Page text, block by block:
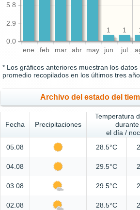
ene feb mar abr may jun jul
0.0
2.9
5.8
1
1
* Los gráficos anteriores muestran los datos
promedio recopilados en los últimos tres
Archivo del estado del
Fecha Precipitaciones
Temperatura
durante
el día /
05.08
28.5°C
04.08 29.5°C
03.08 29.5°C
02.08 28.5°C